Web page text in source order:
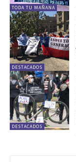
TODA TU MAÑANA
DESTACADOS
DESTACADOS